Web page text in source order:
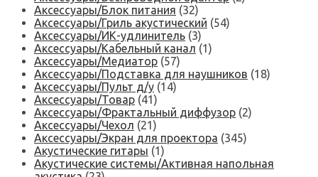
Аксессуары/Блок питания (32)
Аксессуары/Гриль акустический (54)
Аксессуары/ИК-удлинитель (3)
Аксессуары/Кабельный канал (1)
Аксессуары/Медиатор (57)
Аксессуары/Подставка для наушников (18)
Аксессуары/Пульт д/у (14)
Аксессуары/Товар (41)
Аксессуары/Фрактальный диффузор (2)
Аксессуары/Чехол (21)
Аксессуары/Экран для проектора (345)
Акустические гитары (1)
Акустические системы/Активная напольная